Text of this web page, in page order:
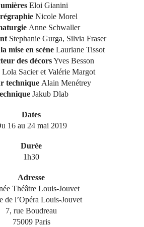
Eloi Gianini
Nicole Morel
Anne Schwaller
Stephanie Gurga, Silvia Fraser
mise en scèneLauriane Tissot
des décorsYves Besson
Lola Sacier et Valérie Margot
technique Alain Menétrey
Jakub Dlab
Dates
16 au 24 mai 2019
Durée
1h30
Adresse
Théâtre Louis-Jouvet
de l’Opéra Louis-Jouvet
7, rue Boudreau
75009 Paris